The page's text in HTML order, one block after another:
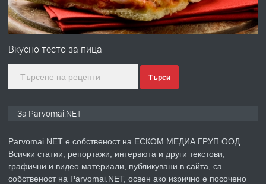
ПРЕДЛАГА
Монтажник на малки детайли за
преди 1 година
ПРЕДЛАГА
Вкусно тесто за пица
Търси
За Parvomai.NET
Parvomai.NET е собственост на ЕСКОМ МЕДИА ГРУП ООД.
Всички статии, репортажи, интервюта и други текстови,
графични и видео материали, публикувани в сайта, са
собственост на Parvomai.NET, освен ако изрично е посочено